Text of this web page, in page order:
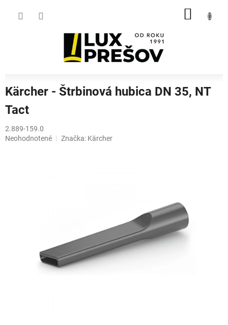
Kärcher - Štrbinová hubica DN 35, NT
Tact
2.889-159.0
Priemerné
Neohodnotené Značka: Kärcher